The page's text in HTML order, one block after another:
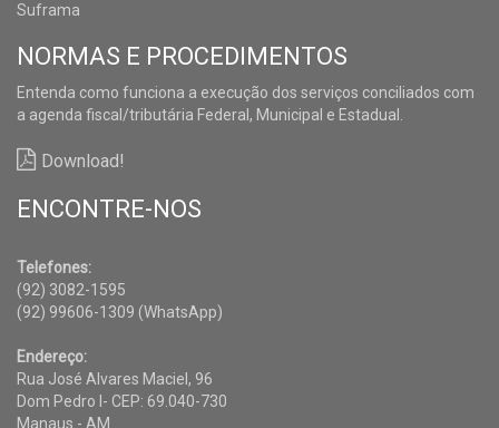
Suframa
NORMAS E PROCEDIMENTOS
Entenda como funciona a execução dos serviços conciliados com
a agenda fiscal/tributária Federal, Municipal e Estadual.
Download!
ENCONTRE-NOS
Telefones:
(92) 3082-1595
(92) 99606-1309 (WhatsApp)
Endereço:
Rua José Alvares Maciel, 96
Dom Pedro I- CEP: 69.040-730
Manaus - AM